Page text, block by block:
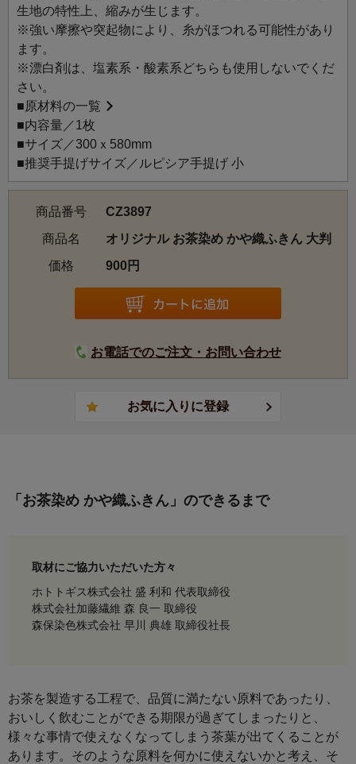
生地の特性上、縮みが生じます。
※強い摩擦や突起物により、糸がほつれる可能性があり
ます。
※漂白剤は、塩素系・酸素系どちらも使用しないでくだ
さい。
■原材料の一覧
■内容量／1枚
■サイズ／300ｘ580mm
■推奨手提げサイズ／ルピシア手提げ 小
商品番号
CZ3897
商品名
オリジナル お茶染め かや織ふきん 大判
価格
900円
お電話でのご注文・お問い合わせ
「お茶染め かや織ふきん」のできるまで
取材にご協力いただいた方々
ホトトギス株式会社 盛 利和 代表取締役
株式会社加藤繊維 森 良一 取締役
森保染色株式会社 早川 典雄 取締役社長
お茶を製造する工程で、品質に満たない原料であったり、
おいしく飲むことができる期限が過ぎてしまったりと、
様々な事情で使えなくなってしまう茶葉が出てくることが
あります。そのような原料を何かに使えないかと考え、そ